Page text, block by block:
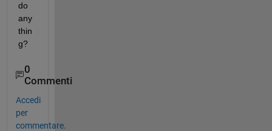
do
any
thin
g?
0
Commenti
Accedi
per
commentare.